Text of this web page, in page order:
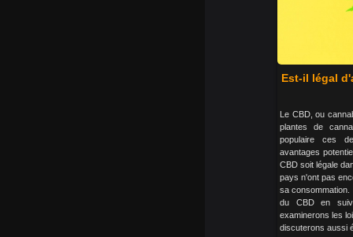
Est-il légal
Le CBD, ou
plantes de
populaire ces
avantages
CBD soit légale
pays n'ont pas
sa consommation.
du CBD en
examinerons les
discuterons aussi